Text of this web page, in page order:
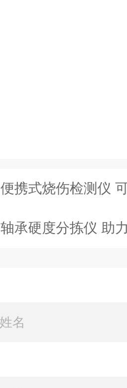
便携式烧伤检测仪 可测量各
轴承硬度分拣仪 助力企业实现严